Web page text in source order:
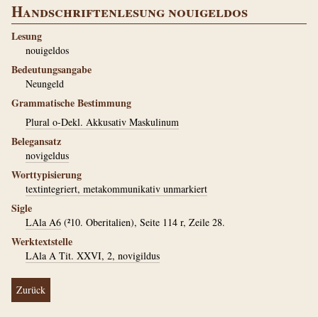
Handschriftenlesung nouigeldos
Lesung
nouigeldos
Bedeutungsangabe
Neungeld
Grammatische Bestimmung
Plural o-Dekl. Akkusativ Maskulinum
Belegansatz
novigeldus
Worttypisierung
textintegriert, metakommunikativ unmarkiert
Sigle
LAla A6 (²10. Oberitalien), Seite 114 r, Zeile 28.
Werktextstelle
LAla A Tit. XXVI, 2, novigildus
Zurück